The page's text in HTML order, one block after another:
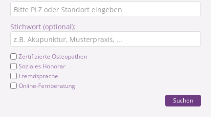
Stichwort (optional):
Zertifizierte Osteopathen
Soziales Honorar
Fremdsprache
Online-Fernberatung
Suchen